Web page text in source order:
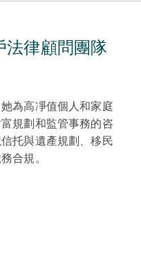
法律顧問團隊
為高凈值個人和家庭
規劃和監管事務的咨
托與遺產規劃、移民
合規。